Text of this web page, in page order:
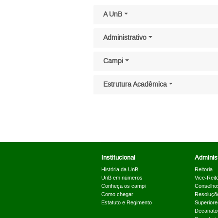
A UnB
Administrativo
Campi
Estrutura Acadêmica
Institucional
História da UnB
UnB em números
Conheça os campi
Como chegar
Estatuto e Regimento
Reitoria
Vice-